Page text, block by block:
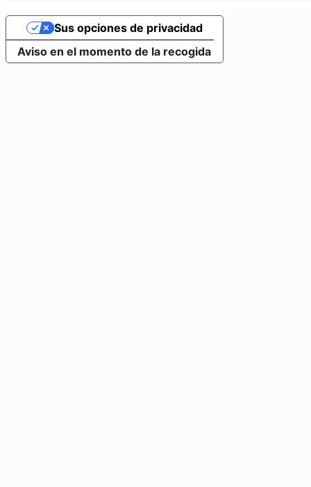
Aviso en el momento de la recogida
Sus opciones de privacidad